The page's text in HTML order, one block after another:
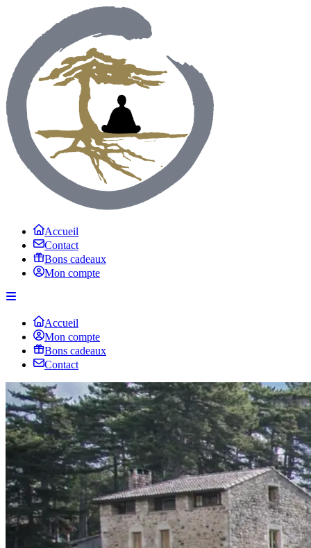
Accueil
Contact
Bons cadeaux
Mon compte
Accueil
Mon compte
Bons cadeaux
Contact